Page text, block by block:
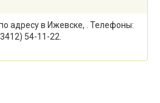
адресу в Ижевске, . Телефоны:
54-11-22.